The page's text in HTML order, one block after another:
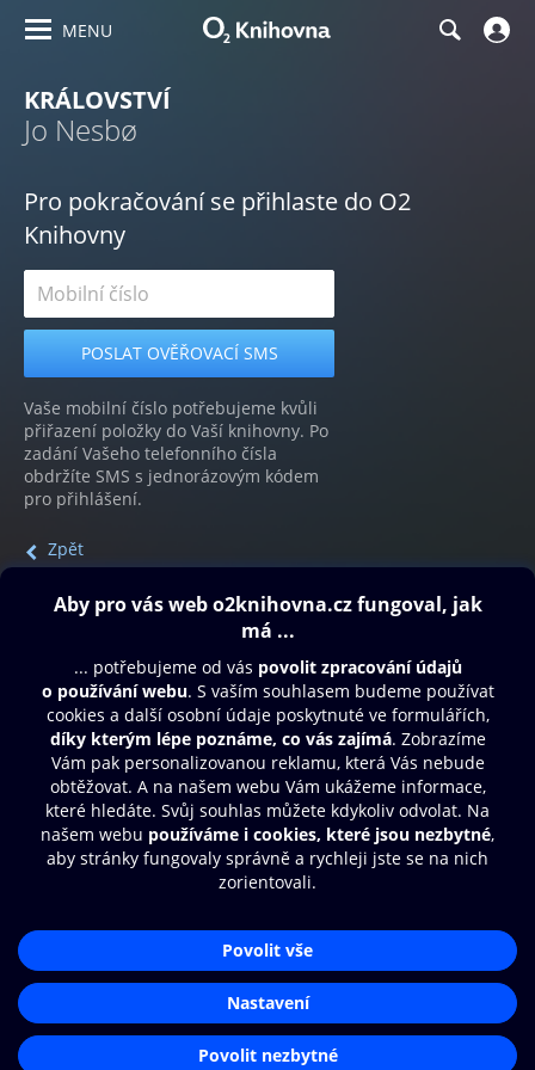
MENU
KRÁLOVSTVÍ
Jo Nesbø
Pro pokračování se přihlaste do O2
Knihovny
Vaše mobilní číslo potřebujeme kvůli
přiřazení položky do Vaší knihovny. Po
zadání Vašeho telefonního čísla
obdržíte SMS s jednorázovým kódem
pro přihlášení.
Zpět
Obsah ke stažení
Moje O2 Knihovna
Další zábava
© O2 Czech Republic a.s.
Přístupnost
Zásady zpracování osobních údajů
Nastavení cookies
Aplikace O2 Knihovna
Čti a poslouchej své e-knihy a
audioknihy rychleji a pohodlněji.